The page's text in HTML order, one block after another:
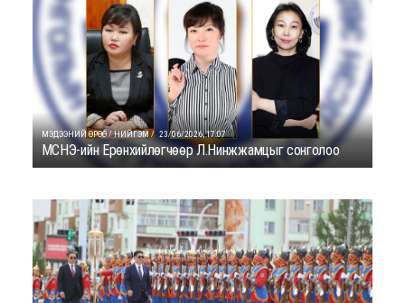
МЭДЭЭНИЙ ӨРӨӨ / НИЙГЭМ / 23/06/2026, 17:07
МСНЭ-ийн Ерөнхийлөгчөөр Л.Нинжжамцыг сонголоо